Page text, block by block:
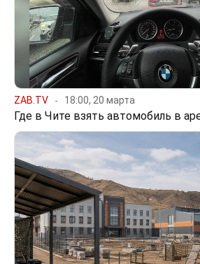
ZAB.TV 18:00, 20 марта
Где в Чите взять автомобиль в